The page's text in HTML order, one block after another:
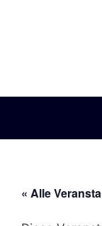
« Alle